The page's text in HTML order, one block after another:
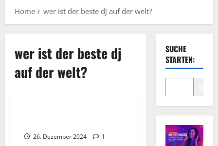
Home wer ist der beste dj auf der welt?
wer ist der beste dj
auf der welt?
26. Dezember 2024 1
SUCHE
STARTEN: